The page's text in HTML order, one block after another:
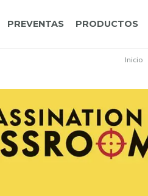
PREVENTAS PRODUCTOS
Inicio